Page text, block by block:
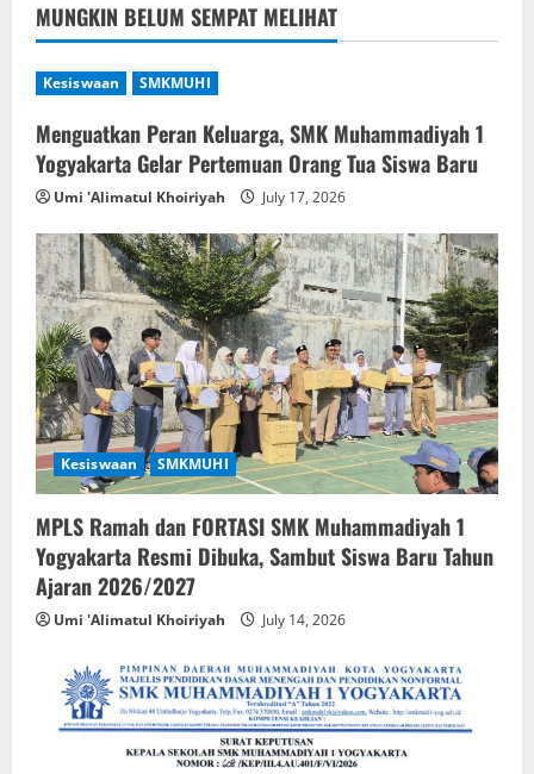
MUNGKIN BELUM SEMPAT MELIHAT
Kesiswaan SMKMUHI
Menguatkan Peran Keluarga, SMK Muhammadiyah 1
Yogyakarta Gelar Pertemuan Orang Tua Siswa Baru
Umi 'Alimatul Khoiriyah July 17, 2026
Kesiswaan SMKMUHI
MPLS Ramah dan FORTASI SMK Muhammadiyah 1
Yogyakarta Resmi Dibuka, Sambut Siswa Baru Tahun
Ajaran 2026/2027
Umi 'Alimatul Khoiriyah July 14, 2026